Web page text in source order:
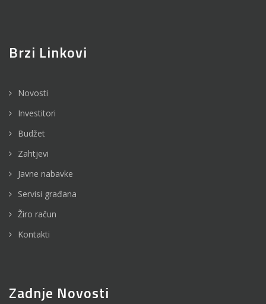
Brzi Linkovi
Novosti
Investitori
Budžet
Zahtjevi
Javne nabavke
Servisi građana
Žiro račun
Kontakti
Zadnje Novosti